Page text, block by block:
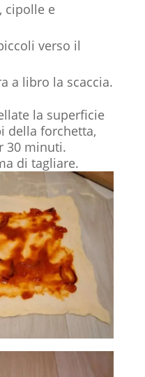
cipolle e
verso il
a libro la scaccia.
la superficie
della forchetta,
30 minuti.
di tagliare.